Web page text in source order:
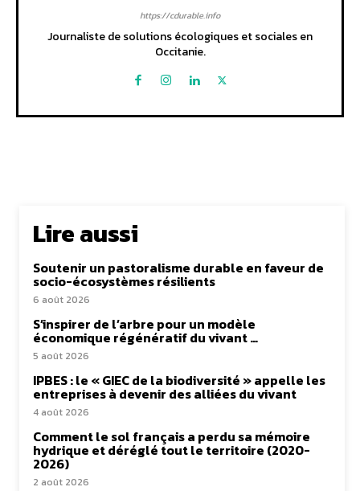
https://cdurable.info
Journaliste de solutions écologiques et sociales en
Occitanie.
Lire aussi
Soutenir un pastoralisme durable en faveur de
socio-écosystèmes résilients
6 août 2026
S’inspirer de l’arbre pour un modèle
économique régénératif du vivant …
5 août 2026
IPBES : le « GIEC de la biodiversité » appelle les
entreprises à devenir des alliées du vivant
4 août 2026
Comment le sol français a perdu sa mémoire
hydrique et déréglé tout le territoire (2020-
2026)
2 août 2026